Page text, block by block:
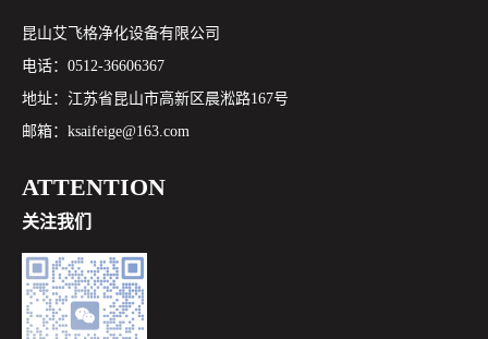
昆山艾飞格净化设备有限公司
电话：0512-36606367
地址：江苏省昆山市高新区晨淞路167号
邮箱：ksaifeige@163.com
ATTENTION
关注我们